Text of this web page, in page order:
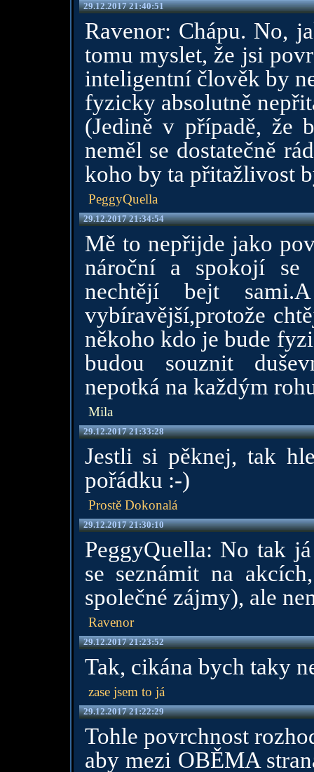
29.12.2017 21:40:51
Ravenor: Chápu. No,
tomu myslet, že jsi
inteligentní člověk by
fyzicky absolutně
(Jedině v případě, že
neměl se dostatečně
koho by ta přitažlivost
PeggyQuella
29.12.2017 21:34:54
Mě to nepřijde jako
nároční a spokojí se
nechtějí bejt
vybíravější,protože
někoho kdo je bude
budou souznit
nepotká na každým
Mila
29.12.2017 21:33:28
Jestli si pěknej, tak
pořádku :-)
Prostě Dokonalá
29.12.2017 21:30:10
PeggyQuella: No tak
se seznámit na
společné zájmy), ale
Ravenor
29.12.2017 21:23:52
Tak, cikána bych taky
zase jsem to já
29.12.2017 21:22:29
Tohle povrchnost
aby mezi OBĚMA